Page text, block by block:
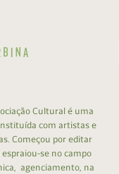
Cultural é uma
com artistas e
Começou por editar
espraiou-se no campo
agenciamento, na